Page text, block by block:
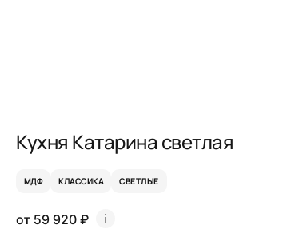
Кухня Катарина светлая
МДФ КЛАССИКА СВЕТЛЫЕ
от 59 920 ₽